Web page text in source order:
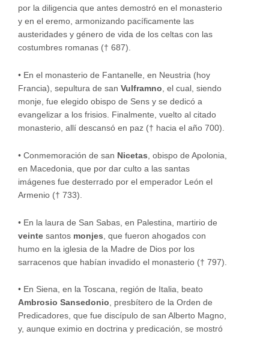
por la diligencia que antes demostró en el monasterio
y en el eremo, armonizando pacíficamente las
austeridades y género de vida de los celtas con las
costumbres romanas († 687).
• En el monasterio de Fantanelle, en Neustria (hoy
Francia), sepultura de san Vulframno , el cual, siendo
monje, fue elegido obispo de Sens y se dedicó a
evangelizar a los frisios. Finalmente, vuelto al citado
monasterio, allí descansó en paz († hacia el año 700).
• Conmemoración de san Nicetas , obispo de Apolonia,
en Macedonia, que por dar culto a las santas
imágenes fue desterrado por el emperador León el
Armenio († 733).
• En la laura de San Sabas, en Palestina, martirio de
veinte santos monjes , que fueron ahogados con
humo en la iglesia de la Madre de Dios por los
sarracenos que habían invadido el monasterio († 797).
• En Siena, en la Toscana, región de Italia, beato
Ambrosio Sansedonio, presbítero de la Orden de
Predicadores, que fue discípulo de san Alberto Magno,
y, aunque eximio en doctrina y predicación, se mostró